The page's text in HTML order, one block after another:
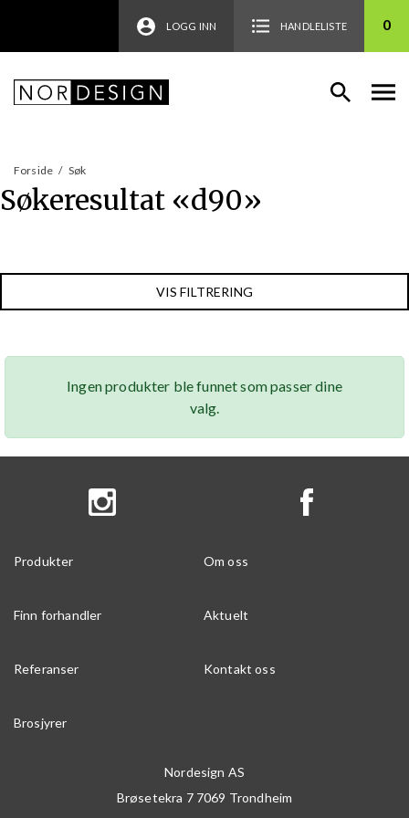
LOGG INN HANDLELISTE 0
Forside / Søk
Søkeresultat «d90»
VIS FILTRERING
Ingen produkter ble funnet som passer dine
valg.
Produkter Om oss
Finn forhandler Aktuelt
Referanser Kontakt oss
Brosjyrer
Nordesign AS
Brøsetekra 7 7069 Trondheim